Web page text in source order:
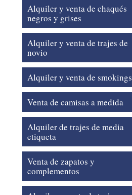
Alquiler y venta de chaqués
negros y grises
Alquiler y venta de trajes de
novio
Alquiler y venta de smokings
Venta de camisas a medida
Alquiler de trajes de media
etiqueta
Venta de zapatos y
complementos